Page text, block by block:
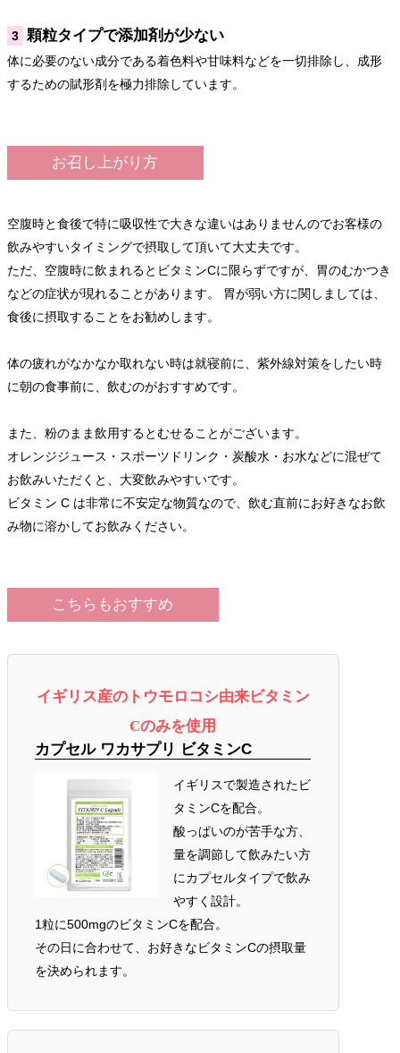
3 顆粒タイプで添加剤が少ない
体に必要のない成分である着色料や甘味料などを一切排除し、成形
するための賦形剤を極力排除しています。
お召し上がり方
空腹時と食後で特に吸収性で大きな違いはありませんのでお客様の
飲みやすいタイミングで摂取して頂いて大丈夫です。
ただ、空腹時に飲まれるとビタミンCに限らずですが、胃のむかつき
などの症状が現れることがあります。 胃が弱い方に関しましては、
食後に摂取することをお勧めします。
体の疲れがなかなか取れない時は就寝前に、紫外線対策をしたい時
に朝の食事前に、飲むのがおすすめです。
また、粉のまま飲用するとむせることがございます。
オレンジジュース・スポーツドリンク・炭酸水・お水などに混ぜて
お飲みいただくと、大変飲みやすいです。
ビタミン C は非常に不安定な物質なので、飲む直前にお好きなお飲
み物に溶かしてお飲みください。
こちらもおすすめ
イギリス産のトウモロコシ由来ビタミン
Cのみを使用
カプセル ワカサプリ ビタミンC
イギリスで製造されたビ
タミンCを配合。
酸っぱいのが苦手な方、
量を調節して飲みたい方
にカプセルタイプで飲み
やすく設計。
1粒に500mgのビタミンCを配合。
その日に合わせて、お好きなビタミンCの摂取量
を決められます。